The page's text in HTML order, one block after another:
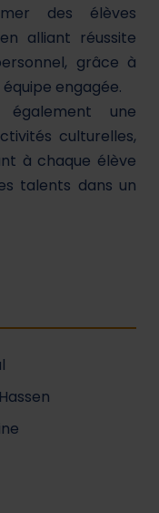
des élèves
alliant réussite
grâce à
engagée.
une
culturelles,
à chaque élève
talents dans un